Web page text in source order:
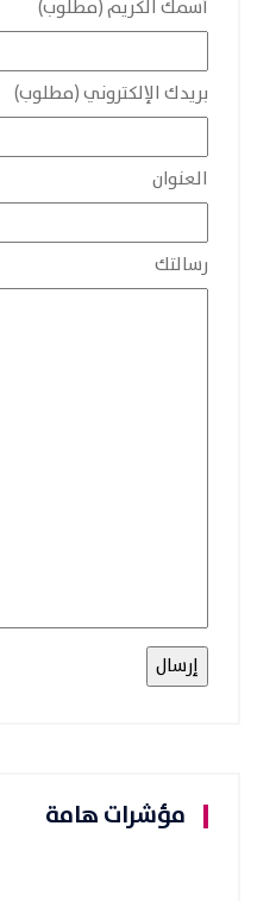
أسمك الكريم (مطلوب)
بريدك الإلكتروني (مطلوب)
العنوان
رسالتك
مؤشرات هامة